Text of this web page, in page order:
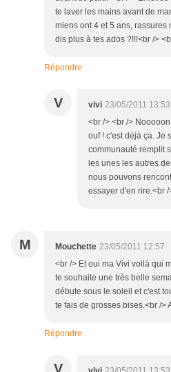
te laver les mains avant de
miens ont 4 et 5 ans, rassures
dis plus à tes ados ?!!!<br />
Répondre
V vivi 23/05/2011 13:53
<br /> <br />
ouf ! c'est déjà ça. Je
communauté remplit
les unes les autres
nous pouvons
essayer d'en rire.<br
M Mouchette 23/05/2011 12:57
<br /> Et oui ma Vivi voilà qui
te souhaite une très belle
débute sous le soleil et c'est
te fais de grosses bises.<br />
Répondre
V